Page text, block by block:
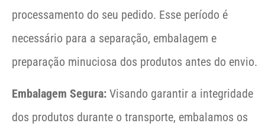
processamento do seu pedido. Esse período é
necessário para a separação, embalagem e
preparação minuciosa dos produtos antes do envio.
Embalagem Segura: Visando garantir a integridade
dos produtos durante o transporte, embalamos os